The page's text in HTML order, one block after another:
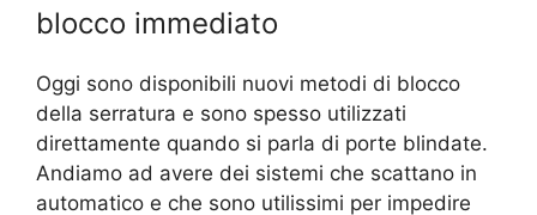
blocco immediato
Oggi sono disponibili nuovi metodi di blocco
della serratura e sono spesso utilizzati
direttamente quando si parla di porte blindate.
Andiamo ad avere dei sistemi che scattano in
automatico e che sono utilissimi per impedire